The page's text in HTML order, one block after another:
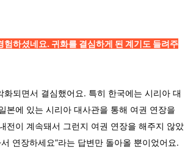
험하셨네요. 귀화를 결심하게 된 계기도 들려주
화되면서 결심했어요. 특히 한국에는 시리아 대
본에 있는 시리아 대사관을 통해 여권 연장을
전이 계속돼서 그런지 여권 연장을 해주지 않았
연장하세요”라는 답변만 돌아올 뿐이었어요.